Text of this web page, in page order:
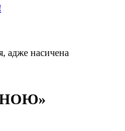
адже насичена